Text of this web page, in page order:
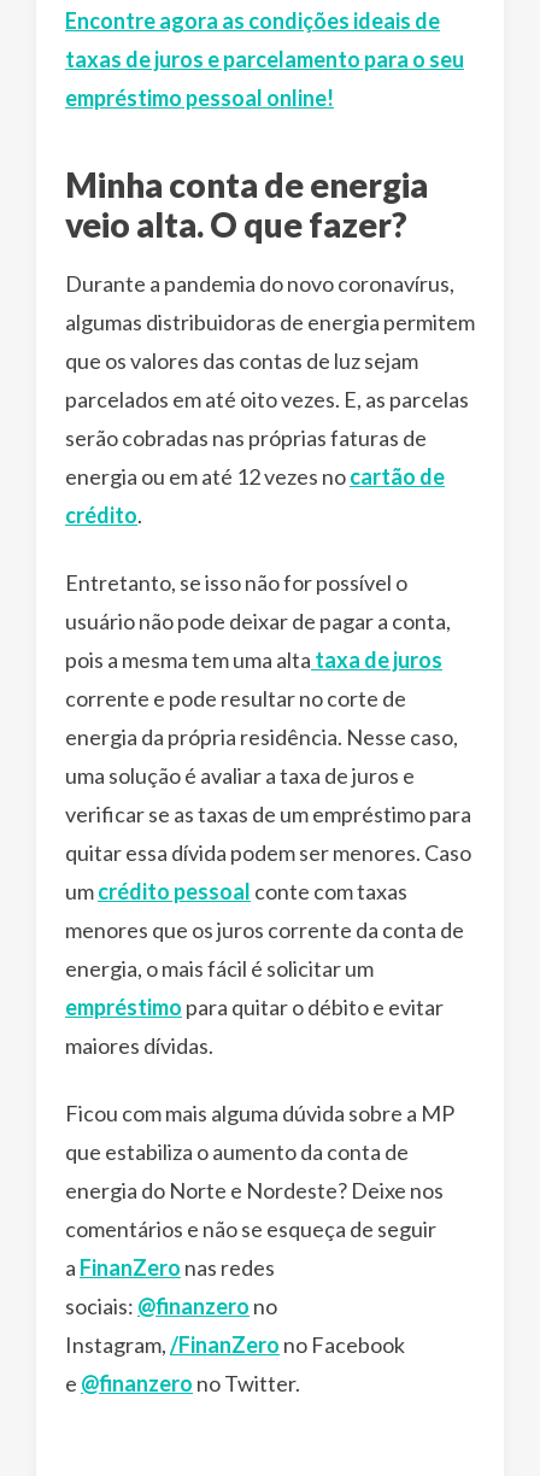
Encontre agora as condições ideais de
taxas de juros e parcelamento para o seu
empréstimo pessoal online!
Minha conta de energia
veio alta. O que fazer?
Durante a pandemia do novo coronavírus,
algumas distribuidoras de energia permitem
que os valores das contas de luz sejam
parcelados em até oito vezes. E, as parcelas
serão cobradas nas próprias faturas de
energia ou em até 12 vezes nocartão de
crédito.
Entretanto, se isso não for possível o
usuário não pode deixar de pagar a conta,
pois a mesma tem uma alta taxa de juros
corrente e pode resultar no corte de
energia da própria residência. Nesse caso,
uma solução é avaliar a taxa de juros e
verificar se as taxas de um empréstimo para
quitar essa dívida podem ser menores. Caso
umcrédito pessoal conte com taxas
menores que os juros corrente da conta de
energia, o mais fácil é solicitar um
empréstimo para quitar o débito e evitar
maiores dívidas.
Ficou com mais alguma dúvida sobre a MP
que estabiliza o aumento da conta de
energia do Norte e Nordeste? Deixe nos
comentários e não se esqueça de seguir
a FinanZero nas redes
sociais: @finanzero no
Instagram,/FinanZero no Facebook
e @finanzero no Twitter.